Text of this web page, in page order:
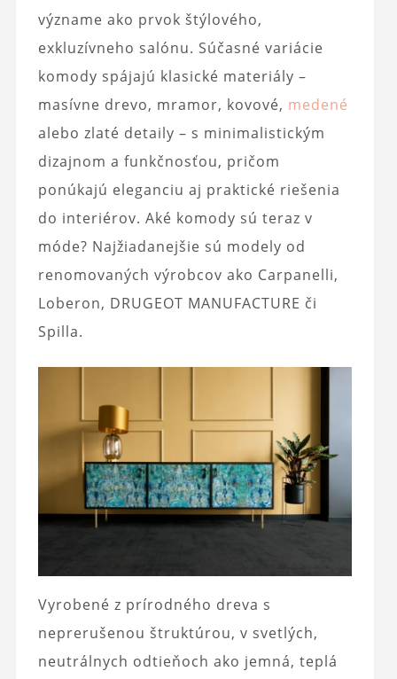
význame ako prvok štýlového,
exkluzívneho salónu. Súčasné variácie
komody spájajú klasické materiály –
masívne drevo, mramor, kovové, medené
alebo zlaté detaily – s minimalistickým
dizajnom a funkčnosťou, pričom
ponúkajú eleganciu aj praktické riešenia
do interiérov. Aké komody sú teraz v
móde? Najžiadanejšie sú modely od
renomovaných výrobcov ako Carpanelli,
Loberon, DRUGEOT MANUFACTURE či
Spilla.
Vyrobené z prírodného dreva s
neprerušenou štruktúrou, v svetlých,
neutrálnych odtieňoch ako jemná, teplá